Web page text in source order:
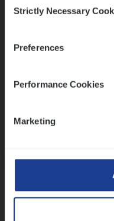
Selection
Strictly Necessary
Preferences
Performance Cookies
Marketing